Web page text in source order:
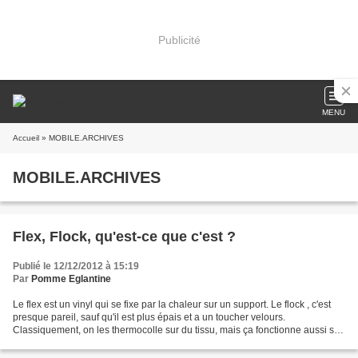
Publicité
MENU
Accueil » MOBILE.ARCHIVES
MOBILE.ARCHIVES
Flex, Flock, qu'est-ce que c'est ?
Publié le 12/12/2012 à 15:19
Par Pomme Eglantine
Le flex est un vinyl qui se fixe par la chaleur sur un support. Le flock , c'est
presque pareil, sauf qu'il est plus épais et a un toucher velours.
Classiquement, on les thermocolle sur du tissu, mais ça fonctionne aussi sur